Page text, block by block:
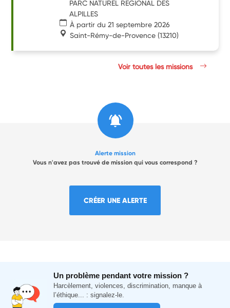
PARC NATUREL REGIONAL DES
ALPILLES
À partir du 21 septembre 2026
Saint-Rémy-de-Provence (13210)
Voir toutes les missions
Alerte mission
Vous n'avez pas trouvé de mission qui vous correspond ?
CRÉER UNE ALERTE
Un problème pendant votre mission ?
Harcèlement, violences, discrimination, manque à
l’éthique... : signalez-le.